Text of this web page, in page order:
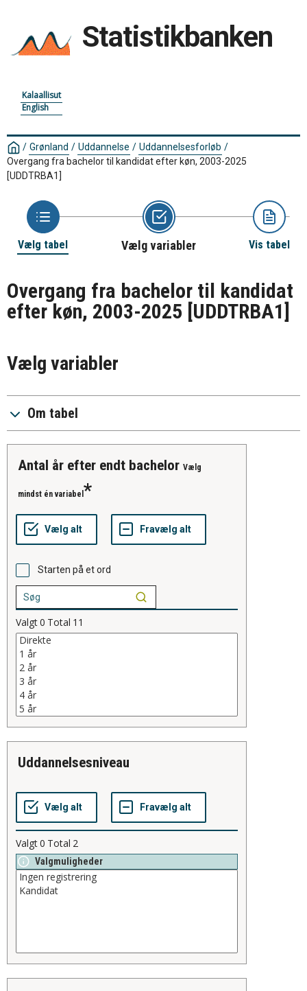
Statistikbanken
Kalaallisut
English
/ Grønland / Uddannelse / Uddannelsesforløb /
Overgang fra bachelor til kandidat efter køn, 2003-2025
[UDDTRBA1]
Vælg tabel Vælg variabler Vis tabel
Overgang fra bachelor til kandidat
efter køn, 2003-2025 [UDDTRBA1]
Vælg variabler
Om tabel
antal år efter endt bachelor Vælg
mindst én variabel
Starten på et ord
Valgt0 Total 11
uddannelsesniveau
Valgt0 Total 2
Valgmuligheder